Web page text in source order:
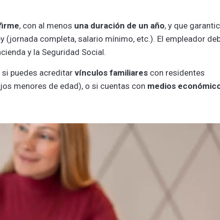
, con al menos una duración de un año, y que
(jornada completa, salario mínimo, etc.). El empleador
y la Seguridad Social.
puedes acreditar vínculos familiares con residentes
menores de edad), o si cuentas con medios